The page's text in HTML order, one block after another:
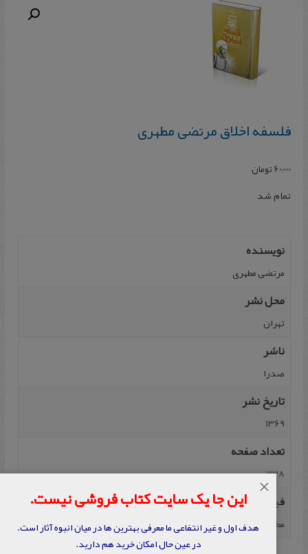
فلسفه‌ اخلاق مرتضی مطهری
60,000تومان
تمام شد
نویسنده
مرتضی مطهری
محل نشر
تهران
ناشر
صدرا
تاریخ نشر
1369
تعداد صفحه
338
فیپا
مطهری، مرتضی، فلسفه‌ اخلاق، تهران، صدرا، ۱۳۶۹، ۳۳۸ صفحه.
این جا یک سایت کتاب فروشی نیست.
هدف اول و غیر انتفاعی ما معرفی بهترین ها در میان انبوه آثار است.
در عین حال امکان خرید هم دارید.
×